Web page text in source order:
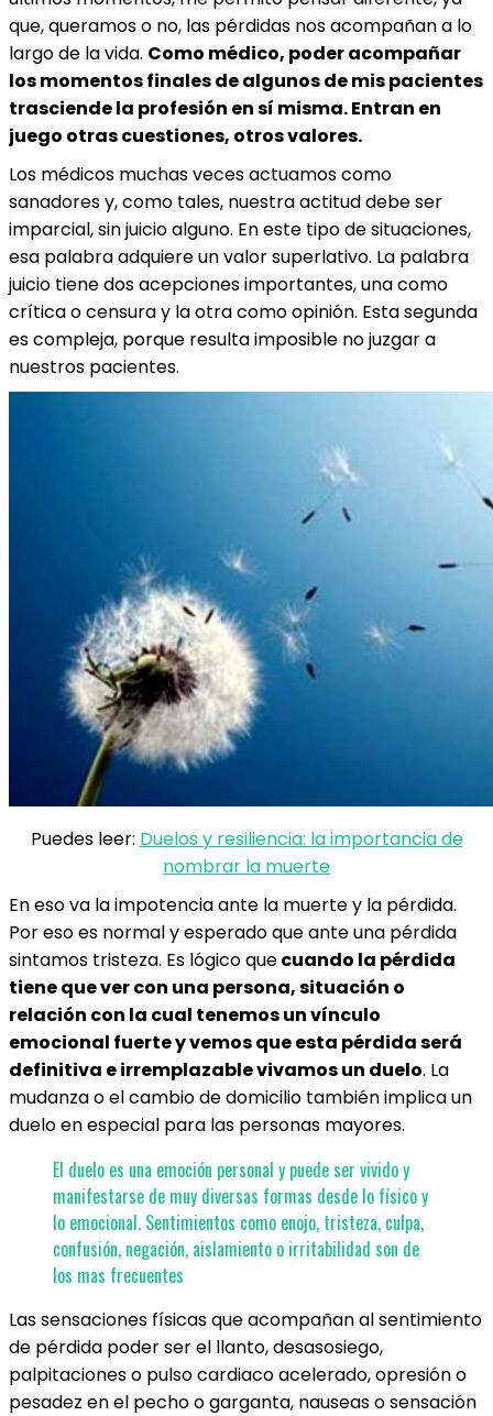
que, queramos o no, las pérdidas nos acompañan a lo
largo de la vida. Como médico, poder acompañar
los momentos finales de algunos de mis pacientes
trasciende la profesión en sí misma. Entran en
juego otras cuestiones, otros valores.
Los médicos muchas veces actuamos como
sanadores y, como tales, nuestra actitud debe ser
imparcial, sin juicio alguno. En este tipo de situaciones,
esa palabra adquiere un valor superlativo. La palabra
juicio tiene dos acepciones importantes, una como
crítica o censura y la otra como opinión. Esta segunda
es compleja, porque resulta imposible no juzgar a
nuestros pacientes.
Puedes leer: Duelos y resiliencia: la importancia de
nombrar la muerte
En eso va la impotencia ante la muerte y la pérdida.
Por eso es normal y esperado que ante una pérdida
sintamos tristeza. Es lógico quecuando la pérdida
tiene que ver con una persona, situación o
relación con la cual tenemos un vínculo
emocional fuerte y vemos que esta pérdida será
definitiva e irremplazable vivamos un duelo. La
mudanza o el cambio de domicilio también implica un
duelo en especial para las personas mayores.
El duelo es una emoción personal y puede ser vivido y
manifestarse de muy diversas formas desde lo físico y
lo emocional. Sentimientos como enojo, tristeza, culpa,
confusión, negación, aislamiento o irritabilidad son de
los mas frecuentes
Las sensaciones físicas que acompañan al sentimiento
de pérdida poder ser el llanto, desasosiego,
palpitaciones o pulso cardiaco acelerado, opresión o
pesadez en el pecho o garganta, nauseas o sensación